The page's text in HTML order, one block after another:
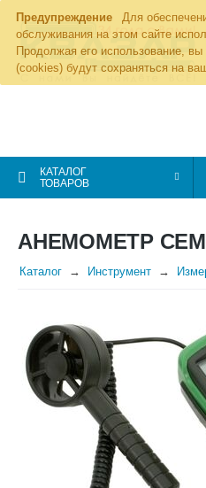
Предупреждение
Для
обслуживания на этом сайте
Продолжая его использование,
(cookies) будут сохраняться на
КАТАЛОГ
ТОВАРОВ
АНЕМОМЕТР CEM
Каталог Инструмент